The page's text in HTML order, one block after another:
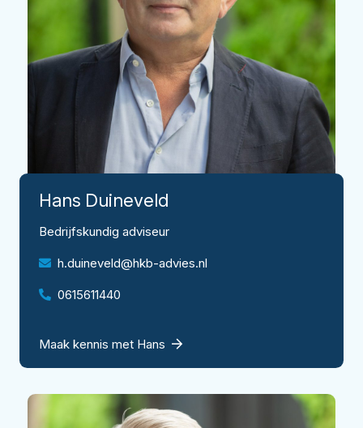
Hans Duineveld
Bedrijfskundig adviseur
h.duineveld@hkb-advies.nl
0615611440
Maak kennis met Hans